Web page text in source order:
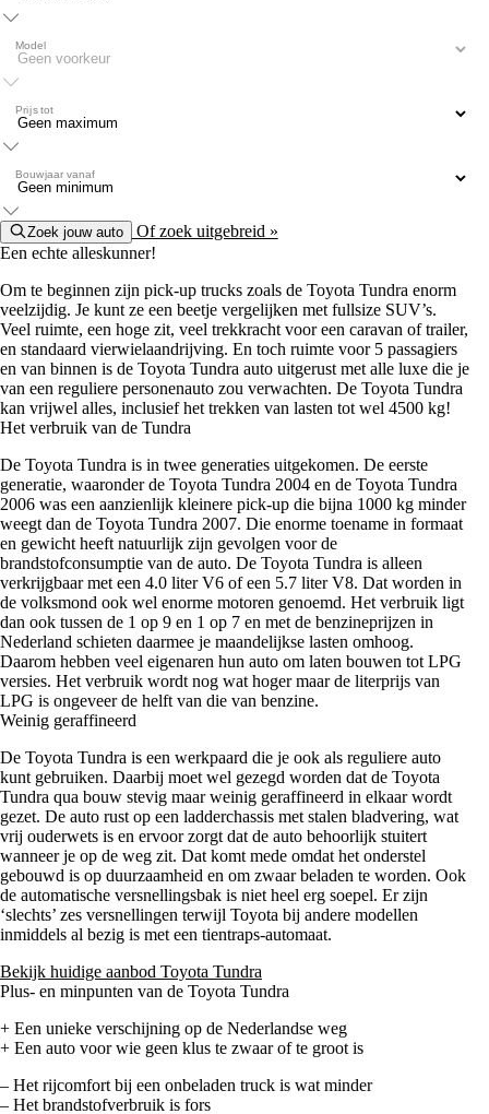
Model
Prijs tot
Bouwjaar vanaf
Zoek jouw auto
Of zoek uitgebreid »
Een echte alleskunner!
Om te beginnen zijn pick-up trucks zoals de Toyota Tundra enorm
veelzijdig. Je kunt ze een beetje vergelijken met fullsize SUV’s.
Veel ruimte, een hoge zit, veel trekkracht voor een caravan of trailer,
en standaard vierwielaandrijving. En toch ruimte voor 5 passagiers
en van binnen is de Toyota Tundra auto uitgerust met alle luxe die je
van een reguliere personenauto zou verwachten. De Toyota Tundra
kan vrijwel alles, inclusief het trekken van lasten tot wel 4500 kg!
Het verbruik van de Tundra
De Toyota Tundra is in twee generaties uitgekomen. De eerste
generatie, waaronder de Toyota Tundra 2004 en de Toyota Tundra
2006 was een aanzienlijk kleinere pick-up die bijna 1000 kg minder
weegt dan de Toyota Tundra 2007. Die enorme toename in formaat
en gewicht heeft natuurlijk zijn gevolgen voor de
brandstofconsumptie van de auto. De Toyota Tundra is alleen
verkrijgbaar met een 4.0 liter V6 of een 5.7 liter V8. Dat worden in
de volksmond ook wel enorme motoren genoemd. Het verbruik ligt
dan ook tussen de 1 op 9 en 1 op 7 en met de benzineprijzen in
Nederland schieten daarmee je maandelijkse lasten omhoog.
Daarom hebben veel eigenaren hun auto om laten bouwen tot LPG
versies. Het verbruik wordt nog wat hoger maar de literprijs van
LPG is ongeveer de helft van die van benzine.
Weinig geraffineerd
De Toyota Tundra is een werkpaard die je ook als reguliere auto
kunt gebruiken. Daarbij moet wel gezegd worden dat de Toyota
Tundra qua bouw stevig maar weinig geraffineerd in elkaar wordt
gezet. De auto rust op een ladderchassis met stalen bladvering, wat
vrij ouderwets is en ervoor zorgt dat de auto behoorlijk stuitert
wanneer je op de weg zit. Dat komt mede omdat het onderstel
gebouwd is op duurzaamheid en om zwaar beladen te worden. Ook
de automatische versnellingsbak is niet heel erg soepel. Er zijn
‘slechts’ zes versnellingen terwijl Toyota bij andere modellen
inmiddels al bezig is met een tientraps-automaat.
Bekijk huidige aanbod Toyota Tundra
Plus- en minpunten van de Toyota Tundra
+ Een unieke verschijning op de Nederlandse weg
+ Een auto voor wie geen klus te zwaar of te groot is
– Het rijcomfort bij een onbeladen truck is wat minder
– Het brandstofverbruik is fors